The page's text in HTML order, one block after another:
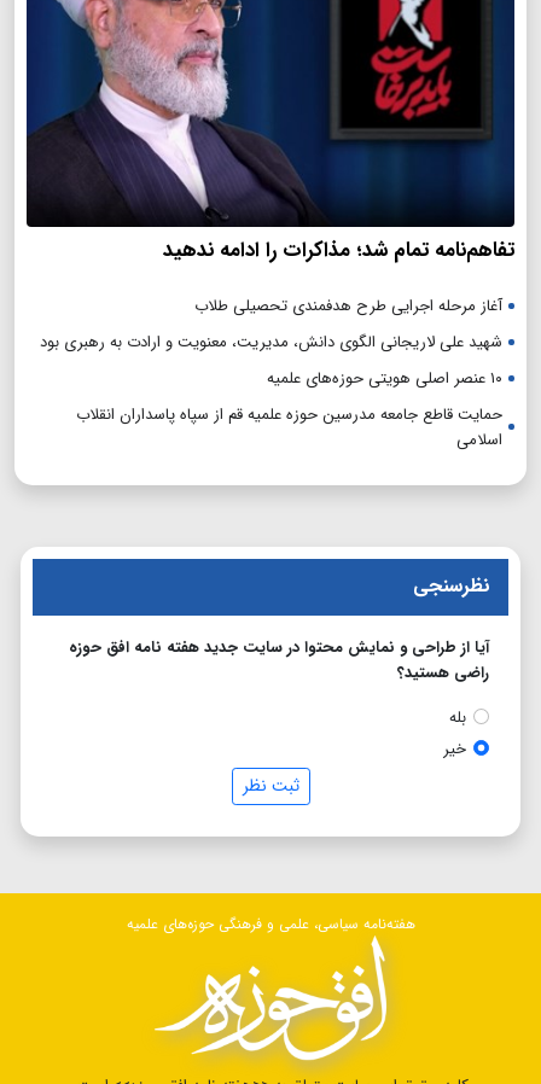
تفاهم‌نامه تمام شد؛ مذاکرات را ادامه ندهید
آغاز مرحله اجرایی طرح هدفمندی تحصیلی طلاب
شهید علی لاریجانی الگوی دانش، مدیریت، معنویت و ارادت به رهبری بود
۱۰ عنصر اصلی هویتی حوزه‌های علمیه
حمایت قاطع جامعه مدرسین حوزه علمیه قم از سپاه پاسداران انقلاب
اسلامی
نظرسنجی
آیا از طراحی و نمایش محتوا در سایت جدید هفته نامه افق حوزه
راضی هستید؟
بله
خیر
ثبت نظر
هفته‌نامه سیاسی، علمی و فرهنگی حوزه‌های علمیه